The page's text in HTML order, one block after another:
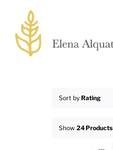
content
Sort by Rating
Show 24 Products